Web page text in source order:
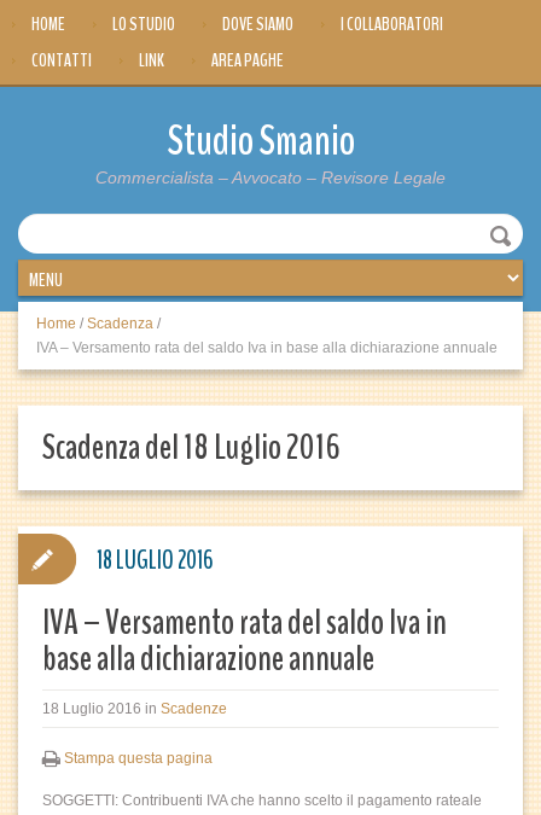
HOME LO STUDIO DOVE SIAMO
I COLLABORATORI
CONTATTI
LINK AREA PAGHE
Studio Smanio
Commercialista – Avvocato – Revisore Legale
Home / Scadenza /
IVA – Versamento rata del saldo Iva in base alla dichiarazione annuale
Scadenza del 18 Luglio 2016
IVA – Versamento rata del saldo Iva in
base alla dichiarazione annuale
18 Luglio 2016 in Scadenze
Stampa questa pagina
SOGGETTI: Contribuenti IVA che hanno scelto il pagamento rateale
18 LUGLIO 2016